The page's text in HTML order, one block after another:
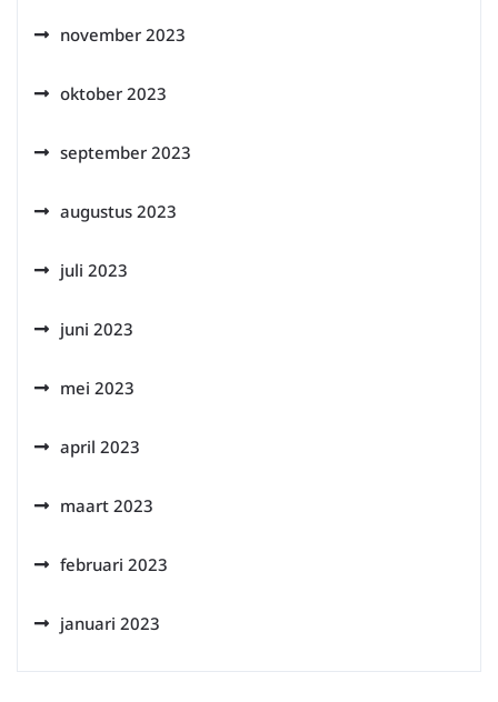
november 2023
oktober 2023
september 2023
augustus 2023
juli 2023
juni 2023
mei 2023
april 2023
maart 2023
februari 2023
januari 2023